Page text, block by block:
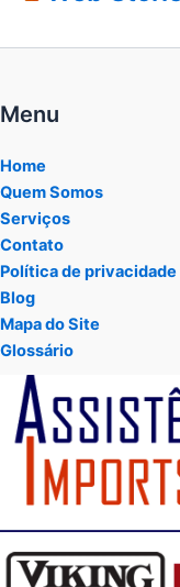
Menu
Home
Quem Somos
Serviços
Contato
Política de privacidade
Blog
Mapa do Site
Glossário
Tocador
vídeo